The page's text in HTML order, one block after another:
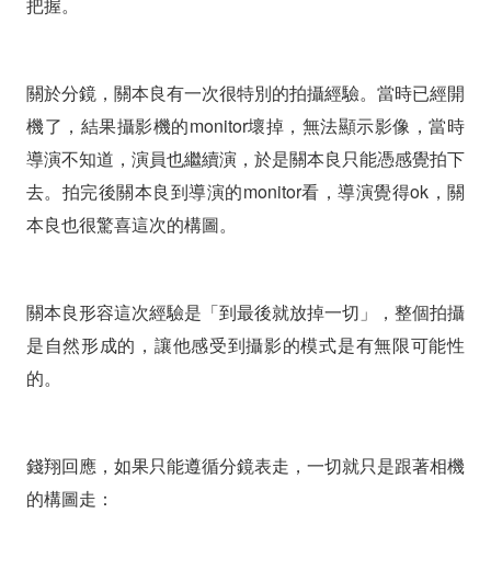
關於分鏡，關本良有一次很特別的拍攝經驗。當時已經開
機了，結果攝影機的monitor壞掉，無法顯示影像，當時
導演不知道，演員也繼續演，於是關本良只能憑感覺拍下
去。拍完後關本良到導演的monitor看，導演覺得ok，關
本良也很驚喜這次的構圖。
關本良形容這次經驗是「到最後就放掉一切」，整個拍攝
是自然形成的，讓他感受到攝影的模式是有無限可能性
的。
錢翔回應，如果只能遵循分鏡表走，一切就只是跟著相機
的構圖走：